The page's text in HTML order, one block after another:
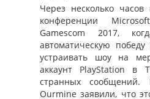
Через несколько
конференции
Gamescom 2017,
автоматическую
устраивать шоу на
аккаунт PlayStation в
странных сообщений.
Ourmine заявили, что